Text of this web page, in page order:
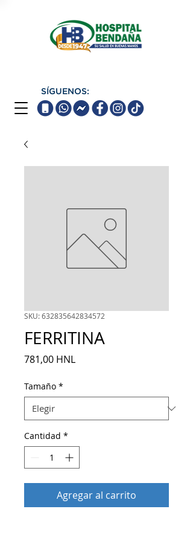
SÍGUENOS:
SKU: 632835642834572
FERRITINA
781,00 HNLPrecio
Tamaño *
Cantidad *
Agregar al carrito